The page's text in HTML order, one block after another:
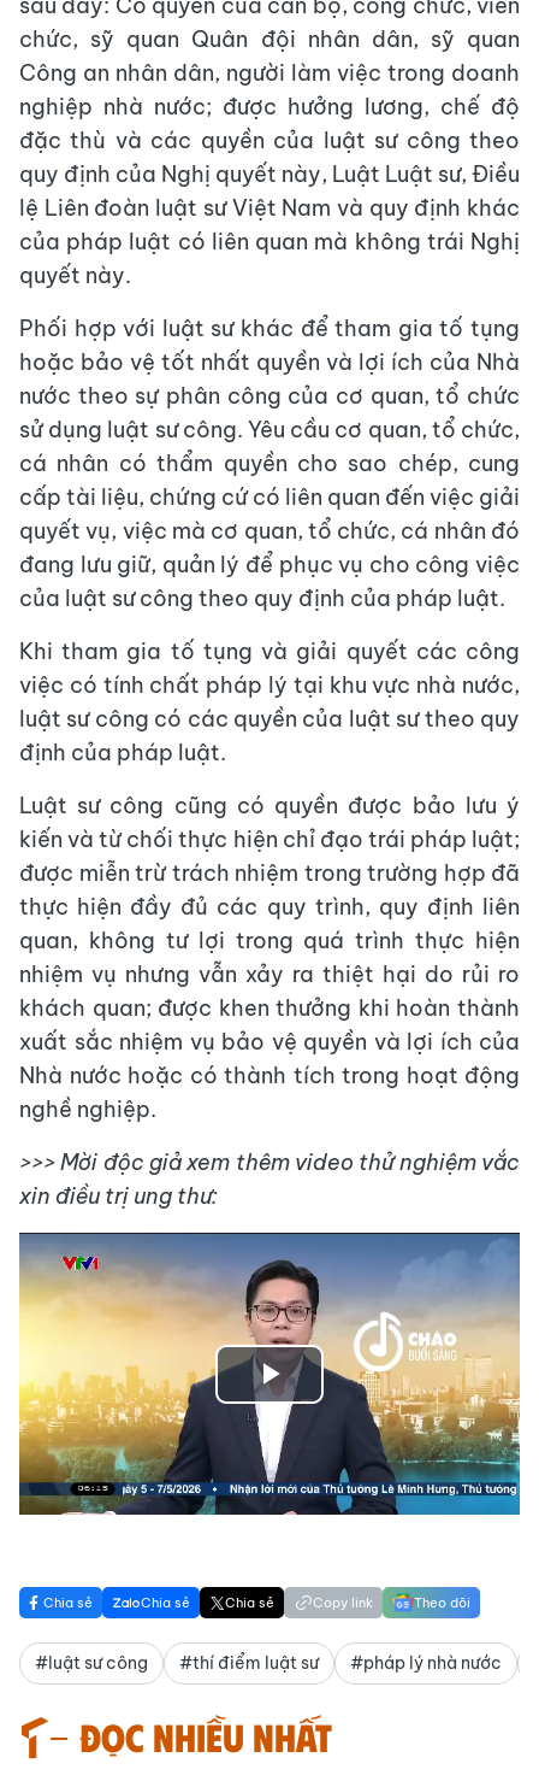
sau đây: Có quyền của cán bộ, công chức, viên
chức, sỹ quan Quân đội nhân dân, sỹ quan
Công an nhân dân, người làm việc trong doanh
nghiệp nhà nước; được hưởng lương, chế độ
đặc thù và các quyền của luật sư công theo
quy định của Nghị quyết này, Luật Luật sư, Điều
lệ Liên đoàn luật sư Việt Nam và quy định khác
của pháp luật có liên quan mà không trái Nghị
quyết này.
Phối hợp với luật sư khác để tham gia tố tụng
hoặc bảo vệ tốt nhất quyền và lợi ích của Nhà
nước theo sự phân công của cơ quan, tổ chức
sử dụng luật sư công. Yêu cầu cơ quan, tổ chức,
cá nhân có thẩm quyền cho sao chép, cung
cấp tài liệu, chứng cứ có liên quan đến việc giải
quyết vụ, việc mà cơ quan, tổ chức, cá nhân đó
đang lưu giữ, quản lý để phục vụ cho công việc
của luật sư công theo quy định của pháp luật.
Khi tham gia tố tụng và giải quyết các công
việc có tính chất pháp lý tại khu vực nhà nước,
luật sư công có các quyền của luật sư theo quy
định của pháp luật.
Luật sư công cũng có quyền được bảo lưu ý
kiến và từ chối thực hiện chỉ đạo trái pháp luật;
được miễn trừ trách nhiệm trong trường hợp đã
thực hiện đầy đủ các quy trình, quy định liên
quan, không tư lợi trong quá trình thực hiện
nhiệm vụ nhưng vẫn xảy ra thiệt hại do rủi ro
khách quan; được khen thưởng khi hoàn thành
xuất sắc nhiệm vụ bảo vệ quyền và lợi ích của
Nhà nước hoặc có thành tích trong hoạt động
nghề nghiệp.
>>> Mời độc giả xem thêm video thử nghiệm vắc
xin điều trị ung thư:
Play
Video
Chia sẻ Chia sẻ Chia sẻ Copy link Theo dõi
#luật sư công #thí điểm luật sư #pháp lý nhà nước
Đọc nhiều nhất